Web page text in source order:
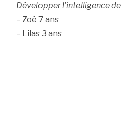
Développer l’intelligence
– Zoé 7 ans
– Lilas 3 ans